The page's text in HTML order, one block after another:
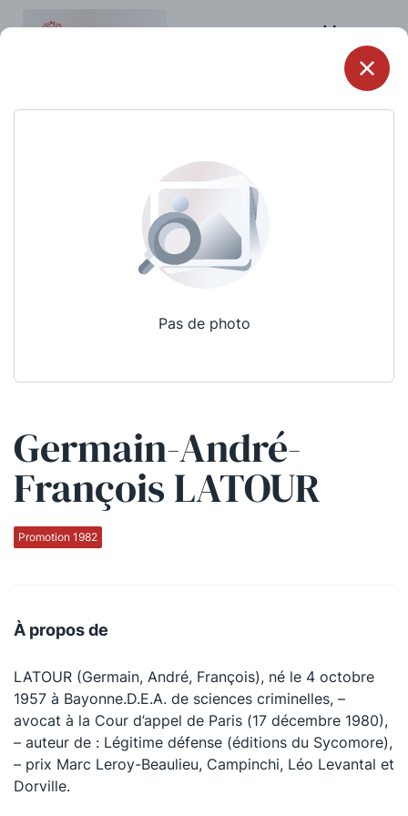
Menu
Pas de photo
Germain-André-
François LATOUR
Promotion 1982
À propos de
LATOUR (Germain, André, François), né le 4 octobre
1957 à Bayonne.D.E.A. de sciences criminelles, –
avocat à la Cour d’appel de Paris (17 décembre 1980),
– auteur de : Légitime défense (éditions du Sycomore),
– prix Marc Leroy-Beaulieu, Campinchi, Léo Levantal et
Dorville.
Qui sommes-nous ?
La Conférence
La Conférence de Renfort
La défense pénale
Le Concours de la Conférence
La Conférence Berryer
La Petite Conférence